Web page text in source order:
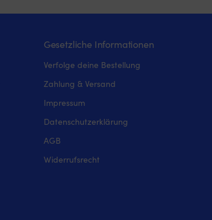
Gesetzliche Informationen
Verfolge deine Bestellung
Zahlung & Versand
Impressum
Datenschutzerklärung
AGB
Widerrufsrecht